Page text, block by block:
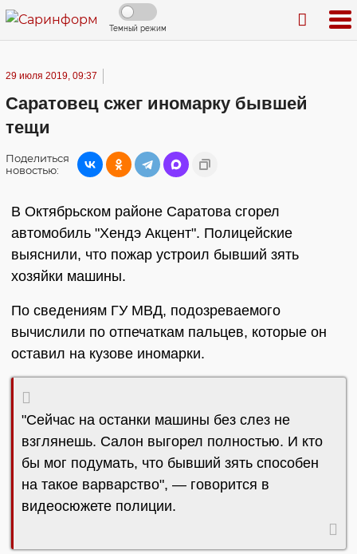
Темный режим
29 июля 2019, 09:37
Саратовец сжег иномарку бывшей
тещи
Поделиться
новостью:
В Октябрьском районе Саратова сгорел
автомобиль "Хендэ Акцент". Полицейские
выяснили, что пожар устроил бывший зять
хозяйки машины.
По сведениям ГУ МВД, подозреваемого
вычислили по отпечаткам пальцев, которые он
оставил на кузове иномарки.
"Сейчас на останки машины без слез не
взглянешь. Салон выгорел полностью. И кто
бы мог подумать, что бывший зять способен
на такое варварство", — говорится в
видеосюжете полиции.